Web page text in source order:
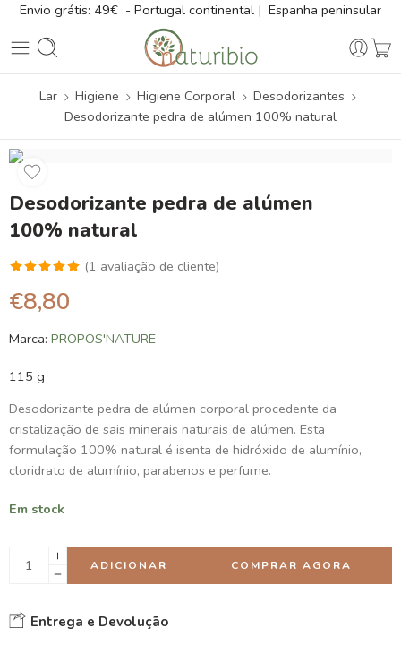
Envio grátis: 49€ - Portugal continental | Espanha peninsular
Lar Higiene Higiene Corporal
Desodorizantes
Desodorizante pedra de alúmen 100% natural
Desodorizante pedra de alúmen
100% natural
com5.00
classificação
(1 avaliação de cliente)
€8,80
Marca: PROPOS'NATURE
115 g
Desodorizante pedra de alúmen corporal procedente da
cristalização de sais minerais naturais de alúmen. Esta
formulação 100% natural é isenta de hidróxido de alumínio,
cloridrato de alumínio, parabenos e perfume.
Em stock
ADICIONAR COMPRAR AGORA
Entrega e Devolução